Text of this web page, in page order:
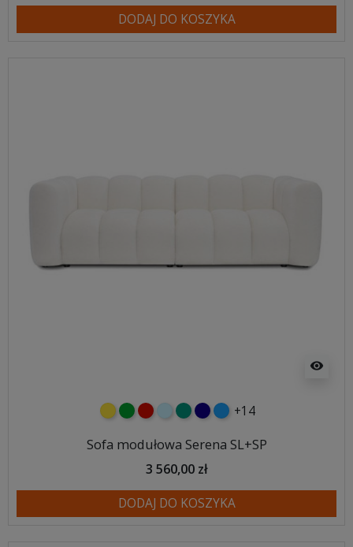
DODAJ DO KOSZYKA
visibility
żółtyzielonyczerwony
błękitnyturkusowy
granatowy
niebieski
+14
Sofa modułowa Serena SL+SP
3 560,00 zł
DODAJ DO KOSZYKA